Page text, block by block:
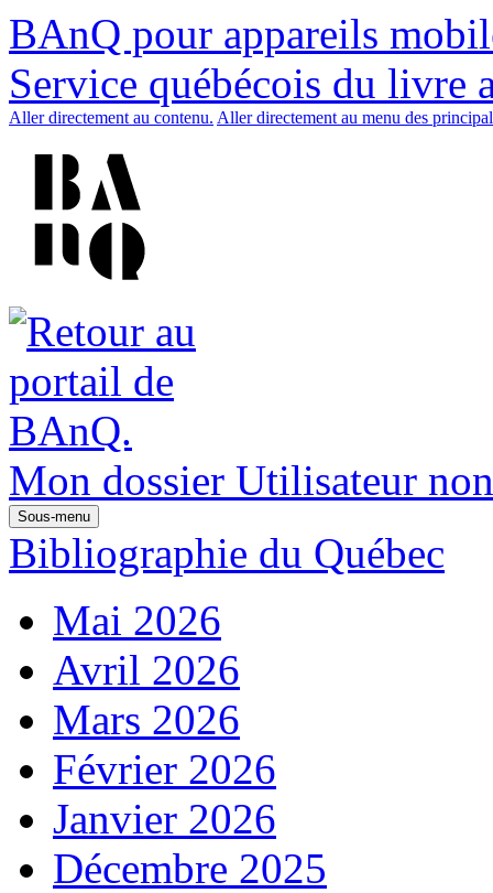
BAnQ pour appareils
Service québécois du livre
Aller directement au contenu. Aller directement au menu des
Mon dossier Utilisateur
Sous-menu
Bibliographie du Québec
Mai 2026
Avril 2026
Mars 2026
Février 2026
Janvier 2026
Décembre 2025